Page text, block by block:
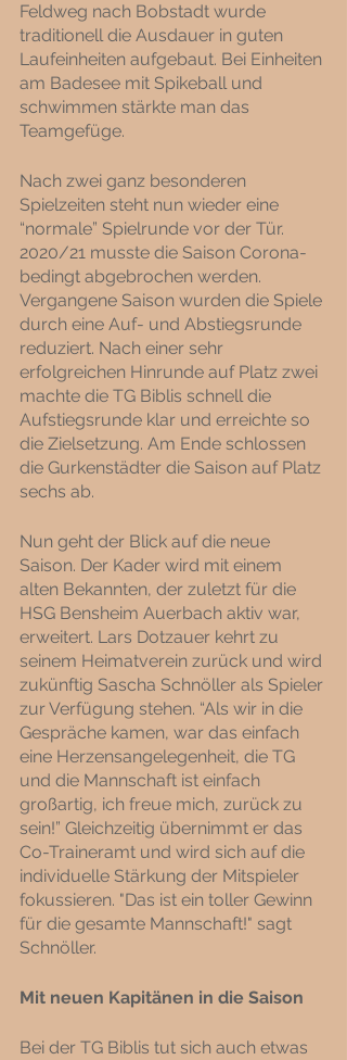
Feldweg nach Bobstadt wurde
traditionell die Ausdauer in guten
Laufeinheiten aufgebaut. Bei Einheiten
am Badesee mit Spikeball und
schwimmen stärkte man das
Teamgefüge.
Nach zwei ganz besonderen
Spielzeiten steht nun wieder eine
“normale” Spielrunde vor der Tür.
2020/21 musste die Saison Corona-
bedingt abgebrochen werden.
Vergangene Saison wurden die Spiele
durch eine Auf- und Abstiegsrunde
reduziert. Nach einer sehr
erfolgreichen Hinrunde auf Platz zwei
machte die TG Biblis schnell die
Aufstiegsrunde klar und erreichte so
die Zielsetzung. Am Ende schlossen
die Gurkenstädter die Saison auf Platz
sechs ab.
Nun geht der Blick auf die neue
Saison. Der Kader wird mit einem
alten Bekannten, der zuletzt für die
HSG Bensheim Auerbach aktiv war,
erweitert. Lars Dotzauer kehrt zu
seinem Heimatverein zurück und wird
zukünftig Sascha Schnöller als Spieler
zur Verfügung stehen. “Als wir in die
Gespräche kamen, war das einfach
eine Herzensangelegenheit, die TG
und die Mannschaft ist einfach
großartig, ich freue mich, zurück zu
sein!” Gleichzeitig übernimmt er das
Co-Traineramt und wird sich auf die
individuelle Stärkung der Mitspieler
fokussieren. "Das ist ein toller Gewinn
für die gesamte Mannschaft!" sagt
Schnöller.
Mit neuen Kapitänen in die Saison
Bei der TG Biblis tut sich auch etwas